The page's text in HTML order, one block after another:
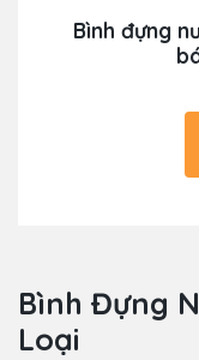
Bình đựng
Bình Đựng
Loại